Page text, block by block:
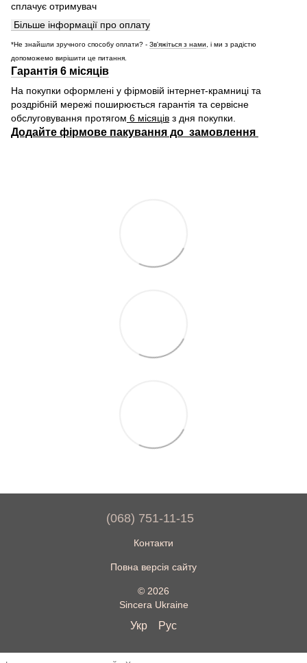
сплачує отримувач
Більше інформації про оплату
*Не знайшли зручного способу оплати? - Зв'яжіться з нами, і ми з радістю
допоможемо вирішити це питання.
Гарантія 6 місяців
На покупки оформлені у фірмовій інтернет-крамниці та
роздрібній мережі поширюється гарантія та сервісне
обслуговування протягом 6 місяців з дня покупки.
Додайте фірмове пакування до замовлення
(068) 751-11-15
Контакти
Повна версія сайту
© 2026
Sincera Ukraine
Укр Рус